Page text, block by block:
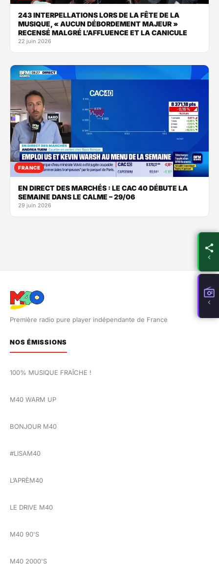
243 INTERPELLATIONS LORS DE LA FÊTE DE LA
MUSIQUE, « AUCUN DÉBORDEMENT MAJEUR »
RECENSÉ MALGRÉ L’AFFLUENCE ET LA CANICULE
22 juin 2026
FRANCE
EN DIRECT DES MARCHÉS : LE CAC 40 DÉBUTE LA
SEMAINE DANS LE CALME – 29/06
29 juin 2026
Première radio pure player indépendante de France
NOS ÉMISSIONS
100% MUSIQUE FRAÎCHE !
M40 WARM UP
BONJOUR M40
#LISAM40
L’APRÈM40
LE DRIVE M40
M40 90'S
M40 2000'S